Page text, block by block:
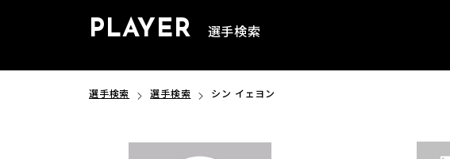
PLAYER 選手検索
選手検索 選手検索 シン イェヨン